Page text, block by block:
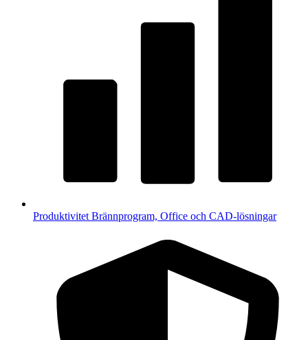
Produktivitet Brännprogram, Office och CAD-lösningar